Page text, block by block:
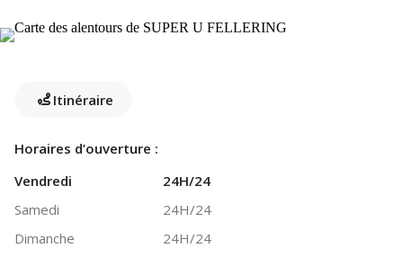
Itinéraire
Horaires d’ouverture :
Vendredi
24H/24
Samedi
24H/24
Dimanche
24H/24